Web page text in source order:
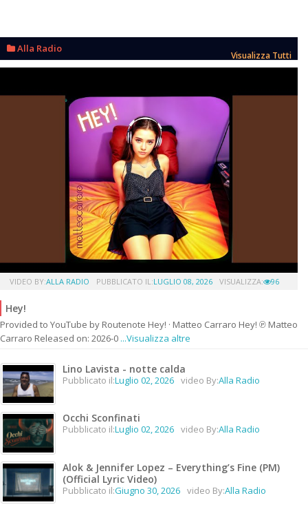
Alla Radio
Visualizza Tutti
VIDEO BY:ALLA RADIO PUBBLICATO IL:LUGLIO 08, 2026 VISUALIZZA: 96
Hey!
Provided to YouTube by Routenote Hey! · Matteo Carraro Hey! ℗ Matteo
Carraro Released on: 2026-0 ...Visualizza altre
Lino Lavista - notte calda
Pubblicato il:Luglio 02, 2026 video By:Alla Radio
Occhi Sconfinati
Pubblicato il:Luglio 02, 2026 video By:Alla Radio
Alok & Jennifer Lopez – Everything’s Fine (PM)
(Official Lyric Video)
Pubblicato il:Giugno 30, 2026 video By:Alla Radio